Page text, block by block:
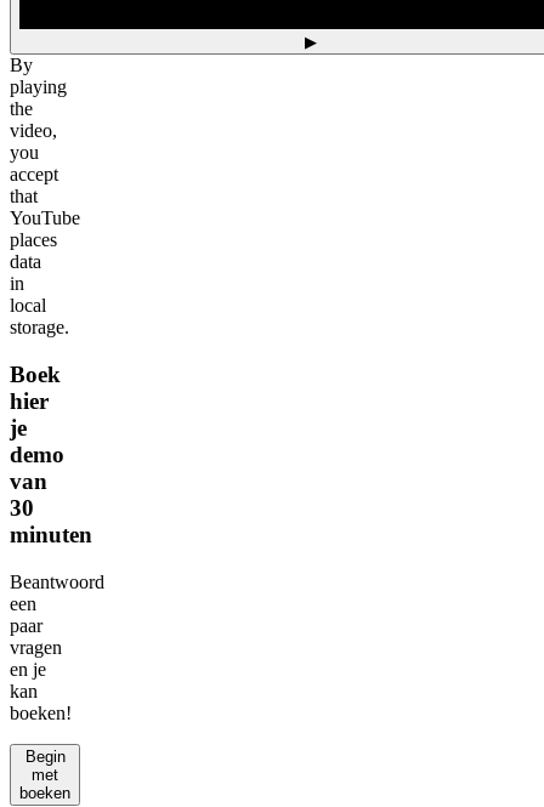
▶
By
playing
the
video,
you
accept
that
YouTube
places
data
in
local
storage.
Boek
hier
je
demo
van
30
minuten
Beantwoord
een
paar
vragen
en je
kan
boeken!
Begin
met
boeken